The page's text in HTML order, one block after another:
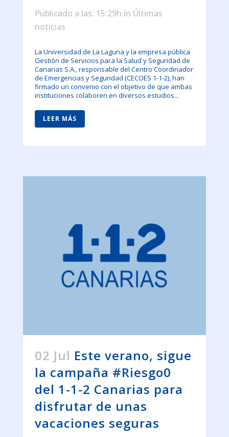
Publicado a las: 15:29h in Últimas
noticias
La Universidad de La Laguna y la empresa pública
Gestión de Servicios para la Salud y Seguridad de
Canarias S.A., responsable del Centro Coordinador
de Emergencias y Seguridad (CECOES 1-1-2), han
firmado un convenio con el objetivo de que ambas
instituciones colaboren en diversos estudios...
LEER MÁS
02 Jul Este verano, sigue
la campaña #Riesgo0
del 1-1-2 Canarias para
disfrutar de unas
vacaciones seguras